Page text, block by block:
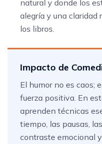
natural y donde los
alegría y una claridad
los libros.
Impacto de
El humor no es caos;
fuerza positiva. En
aprenden técnicas
tiempo, las pausas,
contraste emocional